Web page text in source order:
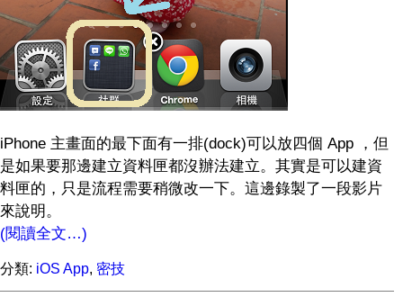
iPhone 主畫面的最下面有一排(dock)可以放四個 App ，但
是如果要那邊建立資料匣都沒辦法建立。其實是可以建資
料匣的，只是流程需要稍微改一下。這邊錄製了一段影片
來說明。
(閱讀全文…)
分類: iOS App, 密技